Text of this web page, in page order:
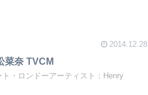
2014.12.28
菜奈 TVCM
・ロンドーアーティスト：Henry